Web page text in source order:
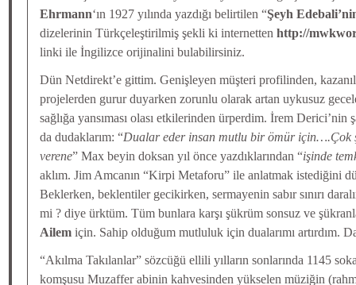
Ehrmann‘ın 1927 yılında yazdığı belirtilen “Şeyh
dizelerinin Türkçeleştirilmiş şekli ki internetten http://
linki ile İngilizce orijinalini bulabilirsiniz.
Dün Netdirekt’e gittim. Genişleyen müşteri profilinden,
projelerden gurur duyarken zorunlu olarak artan uykusuz
sağlığa yansıması olası etkilerinden ürperdim. İrem Derici’nin
da dudaklarım: “Dualar eder insan mutlu bir ömür için….Çok
verene” Max beyin doksan yıl önce yazdıklarından “işinde
aklım. Jim Amcanın “Kirpi Metaforu” ile anlatmak istediğini
Beklerken, beklentiler gecikirken, sermayenin sabır sınırı
mi ? diye ürktüm. Tüm bunlara karşı şükrüm sonsuz ve
Ailem için. Sahip olduğum mutluluk için dualarımı artırdım.
“Akılma Takılanlar” sözcüğü ellili yılların sonlarında 1145
komşusu Muzaffer abinin kahvesinden yükselen müziğin